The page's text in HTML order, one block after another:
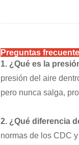
Preguntas
1. ¿Qué es la
presión del aire
pero nunca salga,
2. ¿Qué diferencia
normas de los CDC